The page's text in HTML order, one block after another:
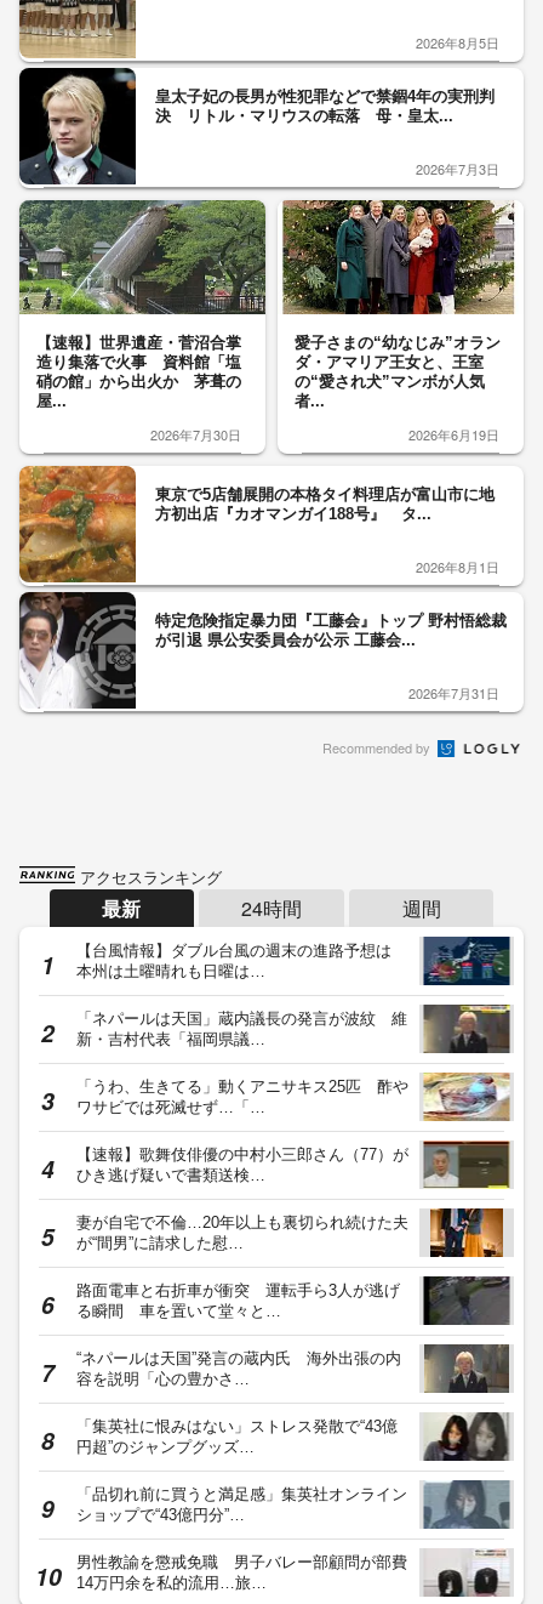
2026年8月5日
皇太子妃の長男が性犯罪などで禁錮4年の実刑判
決 リトル・マリウスの転落 母・皇太...
2026年7月3日
【速報】世界遺産・菅沼合掌
造り集落で火事 資料館「塩
硝の館」から出火か 茅葺の
屋...
2026年7月30日
愛子さまの“幼なじみ”オラン
ダ・アマリア王女と、王室
の“愛され犬”マンボが人気
者...
2026年6月19日
東京で5店舗展開の本格タイ料理店が富山市に地
方初出店『カオマンガイ188号』 タ...
2026年8月1日
特定危険指定暴力団『工藤会』トップ 野村悟総裁
が引退 県公安委員会が公示 工藤会...
2026年7月31日
Recommended by
アクセスランキング
最新 24時間 週間
【台風情報】ダブル台風の週末の進路予想は
本州は土曜晴れも日曜は…
「ネパールは天国」蔵内議長の発言が波紋 維
新・吉村代表「福岡県議…
「うわ、生きてる」動くアニサキス25匹 酢や
ワサビでは死滅せず…「…
【速報】歌舞伎俳優の中村小三郎さん（77）が
ひき逃げ疑いで書類送検…
妻が自宅で不倫…20年以上も裏切られ続けた夫
が“間男”に請求した慰…
路面電車と右折車が衝突 運転手ら3人が逃げ
る瞬間 車を置いて堂々と…
“ネパールは天国”発言の蔵内氏 海外出張の内
容を説明「心の豊かさ…
「集英社に恨みはない」ストレス発散で“43億
円超”のジャンプグッズ…
「品切れ前に買うと満足感」集英社オンライン
ショップで“43億円分”…
男性教諭を懲戒免職 男子バレー部顧問が部費
14万円余を私的流用…旅…